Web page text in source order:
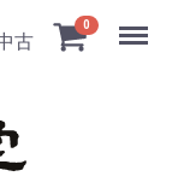
古
0 Menu